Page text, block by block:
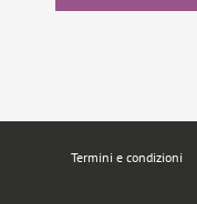
Termini e condizioni